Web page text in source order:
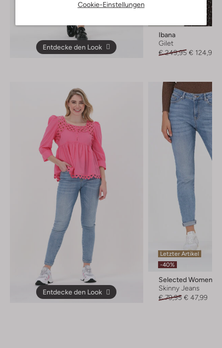
Cookie-Einstellungen
Entdecke den Look
Ibana
Gilet
€ 249,95 € 124,99
Entdecke den Look
Letzter Artikel
-40%
Selected Women
Skinny Jeans
€ 79,95 € 47,99